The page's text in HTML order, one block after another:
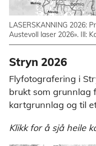
LASERSKANNING 2026:
Austevoll laser 2026». Ill:
Stryn 2026
Flyfotografering i
brukt som grunnlag
kartgrunnlag og til
Klikk for å sjå heile